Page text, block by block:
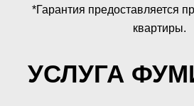
*Гарантия предоставляется
квартиры.
УСЛУГА